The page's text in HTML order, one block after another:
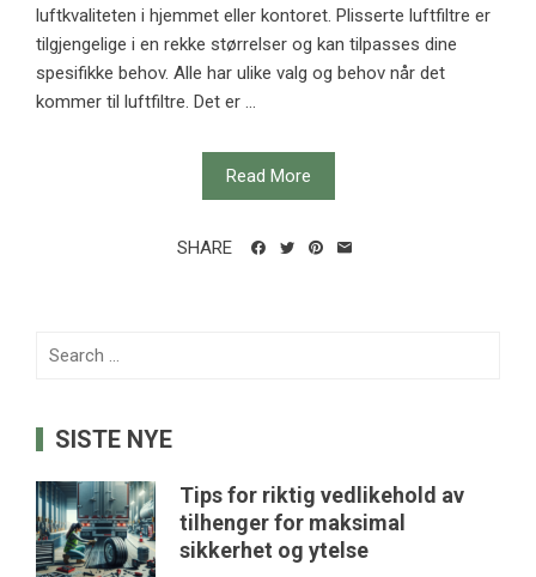
luftkvaliteten i hjemmet eller kontoret. Plisserte luftfiltre er
tilgjengelige i en rekke størrelser og kan tilpasses dine
spesifikke behov. Alle har ulike valg og behov når det
kommer til luftfiltre. Det er ...
Read More
SHARE
Search
SISTE NYE
Tips for riktig vedlikehold av
tilhenger for maksimal
sikkerhet og ytelse